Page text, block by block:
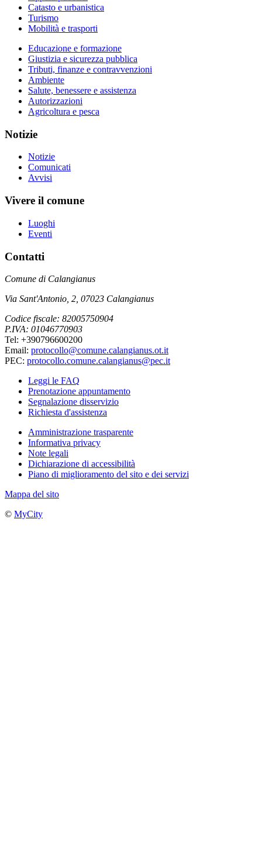
Catasto e urbanistica
Turismo
Mobilità e trasporti
Educazione e formazione
Giustizia e sicurezza pubblica
Tributi, finanze e contravvenzioni
Ambiente
Salute, benessere e assistenza
Autorizzazioni
Agricoltura e pesca
Notizie
Notizie
Comunicati
Avvisi
Vivere il comune
Luoghi
Eventi
Contatti
Comune di Calangianus
Via Sant'Antonio, 2, 07023 Calangianus
Codice fiscale: 82005750904
P.IVA: 01046770903
Tel: +390796600200
Email: protocollo@comune.calangianus.ot.it
PEC: protocollo.comune.calangianus@pec.it
Leggi le FAQ
Prenotazione appuntamento
Segnalazione disservizio
Richiesta d'assistenza
Amministrazione trasparente
Informativa privacy
Note legali
Dichiarazione di accessibilità
Piano di miglioramento del sito e dei servizi
Mappa del sito
© MyCity